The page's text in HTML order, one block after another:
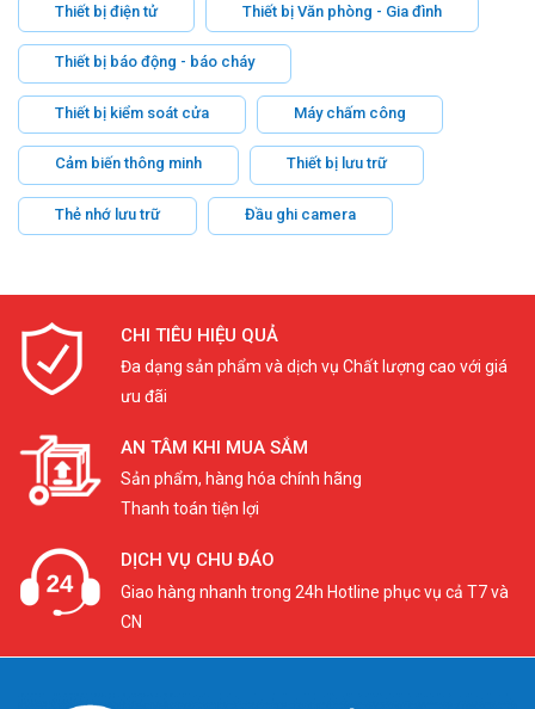
Thiết bị điện tử Thiết bị Văn phòng - Gia đình
Thiết bị báo động - báo cháy
Thiết bị kiểm soát cửa Máy chấm công
Cảm biến thông minh Thiết bị lưu trữ
Thẻ nhớ lưu trữ Đầu ghi camera
CHI TIÊU HIỆU QUẢ
Đa dạng sản phẩm và dịch vụ Chất lượng cao với giá
ưu đãi
AN TÂM KHI MUA SẮM
Sản phẩm, hàng hóa chính hãng
Thanh toán tiện lợi
DỊCH VỤ CHU ĐÁO
Giao hàng nhanh trong 24h Hotline phục vụ cả T7 và
CN